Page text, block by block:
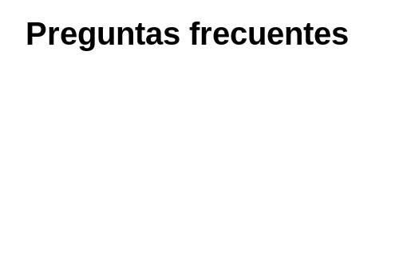
Preguntas frecuentes